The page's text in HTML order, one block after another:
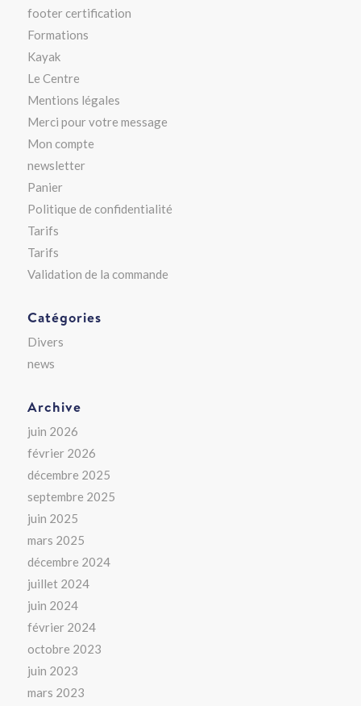
footer certification
Formations
Kayak
Le Centre
Mentions légales
Merci pour votre message
Mon compte
newsletter
Panier
Politique de confidentialité
Tarifs
Tarifs
Validation de la commande
Catégories
Divers
news
Archive
juin 2026
février 2026
décembre 2025
septembre 2025
juin 2025
mars 2025
décembre 2024
juillet 2024
juin 2024
février 2024
octobre 2023
juin 2023
mars 2023